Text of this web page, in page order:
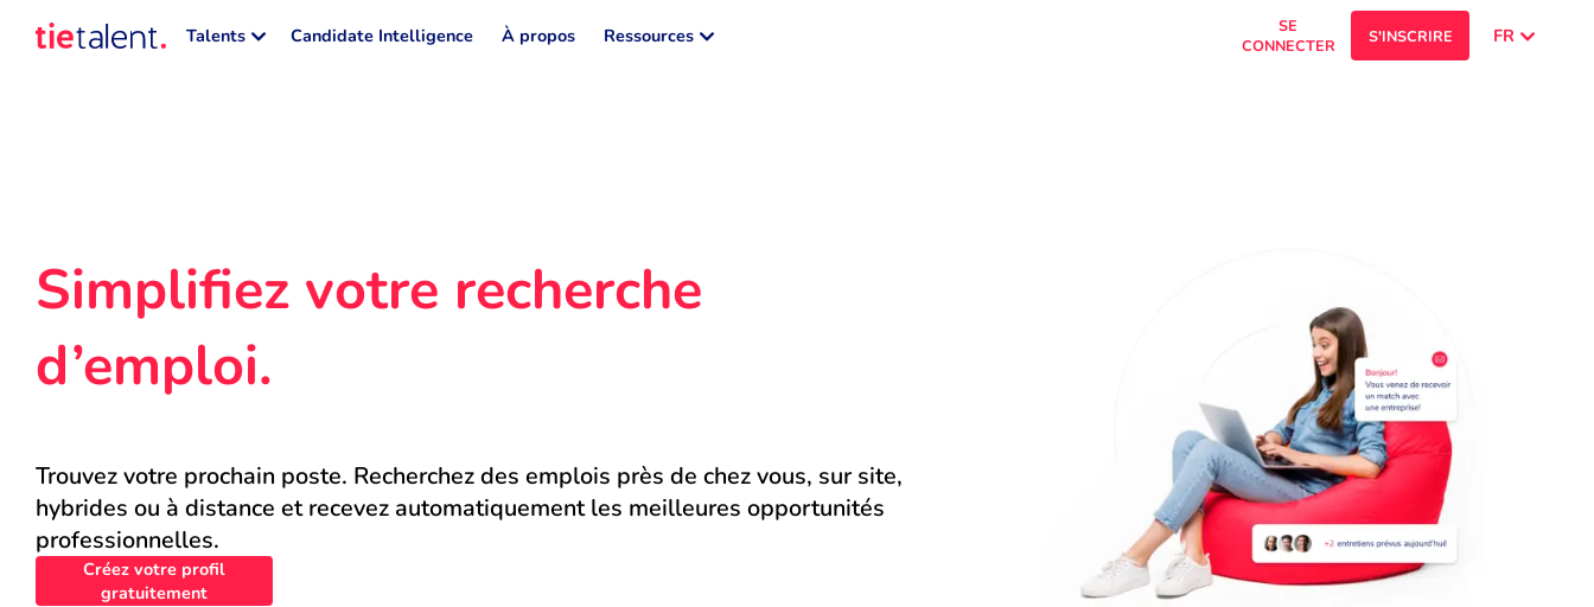
Talents Candidate Intelligence À propos Ressources
SE
CONNECTER
S'INSCRIRE FR
Simplifiez votre recherche
d’emploi.
Trouvez votre prochain poste. Recherchez des emplois près de chez vous, sur site,
hybrides ou à distance et recevez automatiquement les meilleures opportunités
professionnelles.
Créez votre profil
gratuitement